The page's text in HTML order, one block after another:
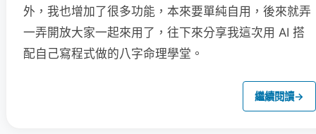
外，我也增加了很多功能，本來要單純自用，後來就弄
一弄開放大家一起來用了，往下來分享我這次用 AI 搭
配自己寫程式做的八字命理學堂。
繼續閱讀→